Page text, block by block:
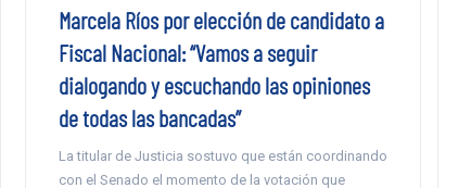
Marcela Ríos por elección de candidato a
Fiscal Nacional: “Vamos a seguir
dialogando y escuchando las opiniones
de todas las bancadas”
La titular de Justicia sostuvo que están coordinando
con el Senado el momento de la votación que